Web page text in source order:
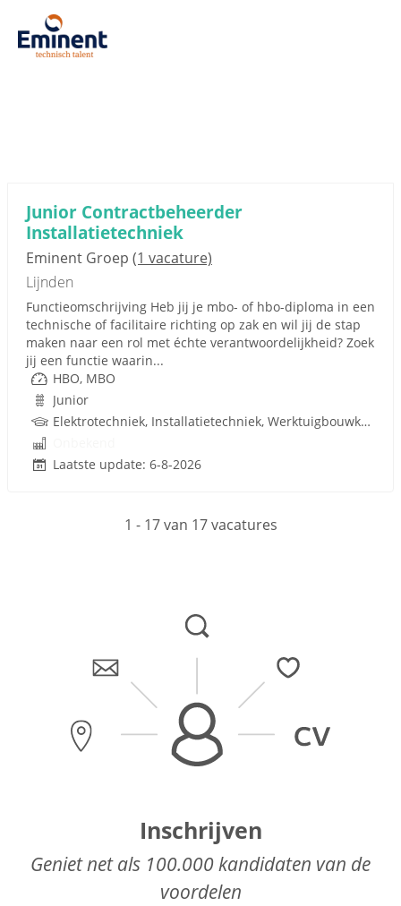
Junior Contractbeheerder
Installatietechniek
Eminent Groep (1 vacature)
Lijnden
Functieomschrijving Heb jij je mbo- of hbo-diploma in een
technische of facilitaire richting op zak en wil jij de stap
maken naar een rol met échte verantwoordelijkheid? Zoek
jij een functie waarin...
HBO, MBO
Junior
Elektrotechniek, Installatietechniek, Werktuigbouwkunde, Metaal, Gebouwgebonden installaties, Facilitair Management, Techniek
Laatste update: 6-8-2026
1 - 17 van 17 vacatures
Inschrijven
Geniet net als 100.000 kandidaten van de
voordelen